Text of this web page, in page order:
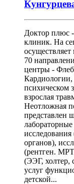
Доктор плюс
клиник. На
70
центры -
Кардиологии,
психическом
взрослая
Неотложная
представлен
органов),
(рентген.
(ЭЭГ, холтер,
услуг
детской...